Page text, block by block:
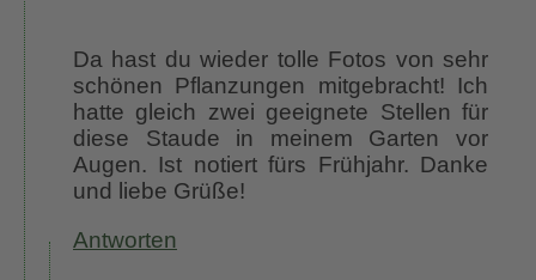
Da hast du wieder tolle Fotos von sehr
schönen Pflanzungen mitgebracht! Ich
hatte gleich zwei geeignete Stellen für
diese Staude in meinem Garten vor
Augen. Ist notiert fürs Frühjahr. Danke
und liebe Grüße!
Antworten